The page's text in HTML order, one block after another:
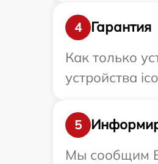
4
Гарантия
Как только
устройства
5
Мы сообщим